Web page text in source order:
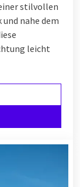
stilvollen
nahe dem
leicht